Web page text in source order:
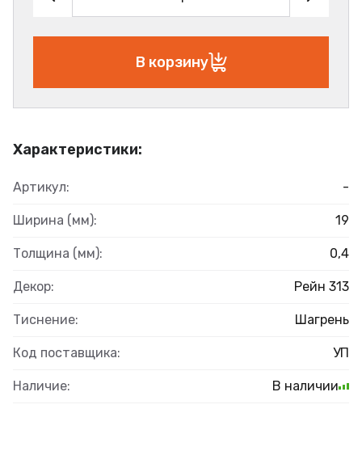
Характеристики:
Артикул: -
Ширина (мм): 19
Толщина (мм): 0,4
Декор: Рейн 313
Тиснение: Шагрень
Код поставщика: УП
Наличие: В наличии
В корзину